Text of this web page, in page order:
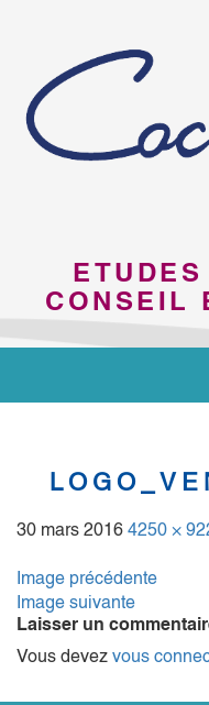
CONSEIL
30 mars 2016 4250 ×
Image précédente
Image suivante
Laisser un
Vous devez vous